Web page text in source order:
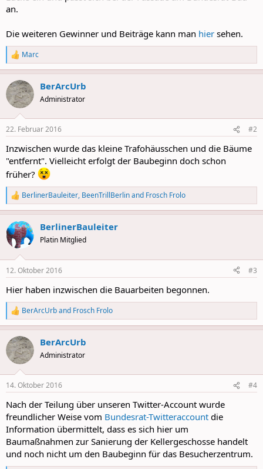
an.
Die weiteren Gewinner und Beiträge kann man hier sehen.
R
e
a
c
t
i
s
Marc
BerArcUrb
Administrator
22. Februar 2016 #2
Inzwischen wurde das kleine Trafohäusschen und die Bäume
"entfernt". Vielleicht erfolgt der Baubeginn doch schon
früher?
R
e
a
c
t
i
s
BerlinerBauleiter, BeenTrillBerlinand Frosch Frolo
BerlinerBauleiter
Platin Mitglied
12. Oktober 2016 #3
Hier haben inzwischen die Bauarbeiten begonnen.
R
e
a
c
t
i
s
BerArcUrband Frosch Frolo
BerArcUrb
Administrator
14. Oktober 2016 #4
Nach der Teilung über unseren Twitter-Account wurde
freundlicher Weise vom Bundesrat-Twitteraccount die
Information übermittelt, dass es sich hier um
Baumaßnahmen zur Sanierung der Kellergeschosse handelt
und noch nicht um den Baubeginn für das Besucherzentrum.